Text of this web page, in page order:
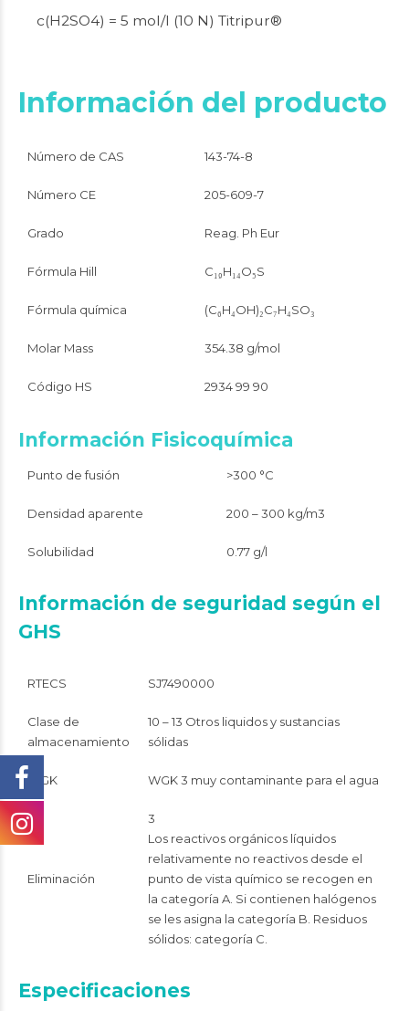
c(H2SO4) = 5 mol/l (10 N) Titripur®
Información del producto
Número de CAS 143-74-8
Número CE 205-609-7
Grado Reag. Ph Eur
Fórmula Hill C₁₉H₁₄O₅S
Fórmula química (C₆H₄OH)₂C₇H₄SO₃
Molar Mass 354.38 g/mol
Código HS 2934 99 90
Información Fisicoquímica
Punto de fusión >300 °C
Densidad aparente 200 – 300 kg/m3
Solubilidad 0.77 g/l
Información de seguridad según el
GHS
RTECS SJ7490000
Clase de
almacenamiento
10 – 13 Otros liquidos y sustancias
sólidas
WGK WGK 3 muy contaminante para el agua
Eliminación
3
Los reactivos orgánicos líquidos
relativamente no reactivos desde el
punto de vista químico se recogen en
la categoría A. Si contienen halógenos
se les asigna la categoría B. Residuos
sólidos: categoría C.
Especificaciones